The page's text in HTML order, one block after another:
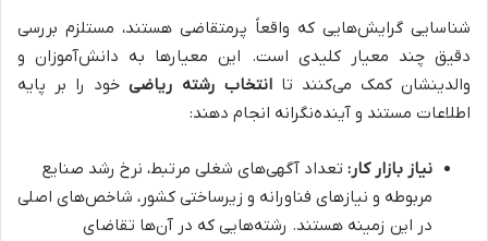
شناسایی گرایش‌هایی که واقعاً پرمتقاضی هستند، مستلزم بررسی
دقیق چند معیار کلیدی است. این معیارها به دانش‌آموزان و
والدینشان کمک می‌کنند تاانتخاب رشته ریاضیخود را بر پایه
اطلاعات مستند و آینده‌نگرانه انجام دهند:
نیاز بازار کار: تعداد آگهی‌های شغلی مرتبط، نرخ رشد صنایع
مربوطه و نیازهای فناورانه و زیرساختی کشور، شاخص‌های اصلی
در این زمینه هستند. رشته‌هایی که در آن‌ها تقاضای